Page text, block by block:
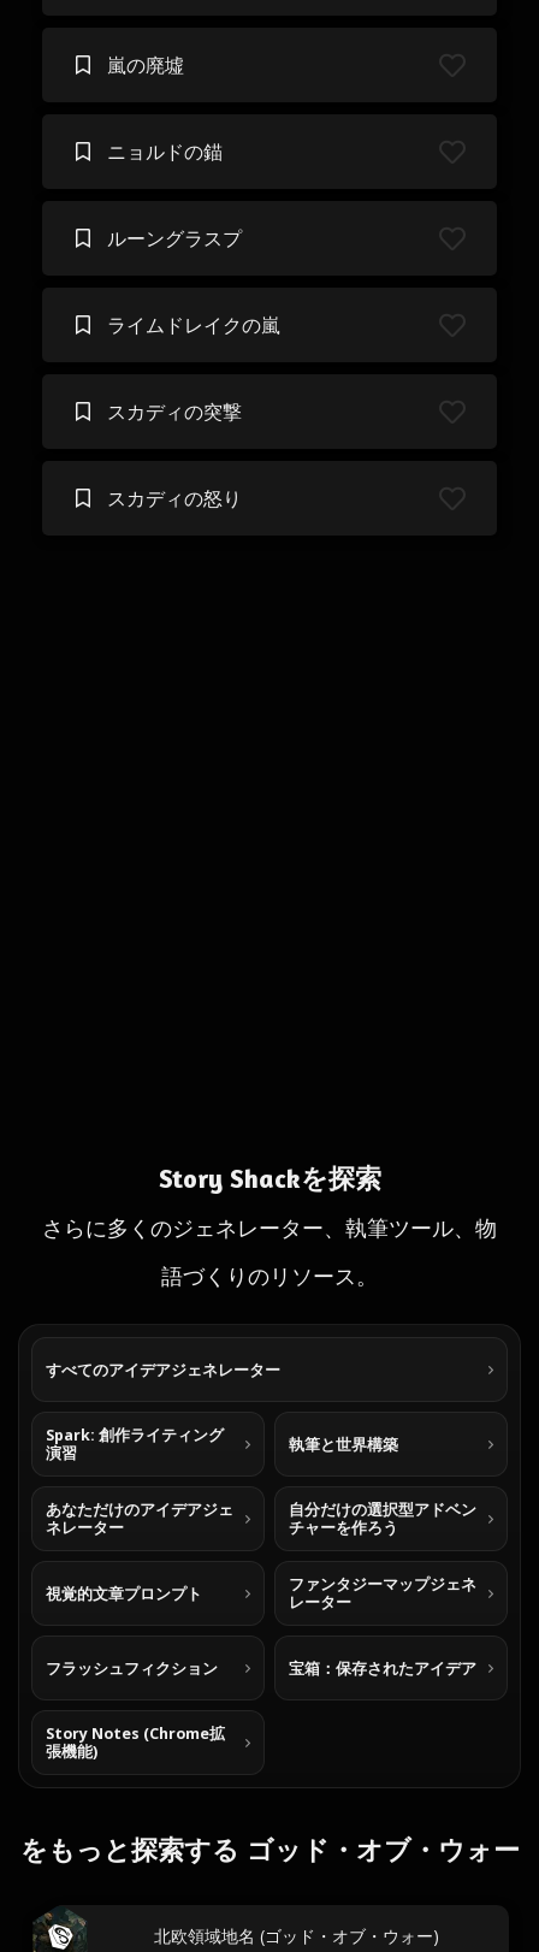
嵐の廃墟
ニョルドの錨
ルーングラスプ
ライムドレイクの嵐
スカディの突撃
スカディの怒り
Story Shackを探索
さらに多くのジェネレーター、執筆ツール、物
語づくりのリソース。
すべてのアイデアジェネレーター
Spark: 創作ライティング
演習
執筆と世界構築
あなただけのアイデアジェ
ネレーター
自分だけの選択型アドベン
チャーを作ろう
視覚的文章プロンプト
ファンタジーマップジェネ
レーター
フラッシュフィクション 宝箱：保存されたアイデア
Story Notes (Chrome拡
張機能)
をもっと探索する ゴッド・オブ・ウォー
北欧領域地名 (ゴッド・オブ・ウォー)